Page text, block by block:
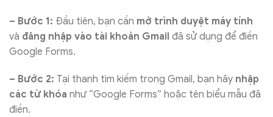
– Bước 1: Đầu tiên, bạn cần mở trình duyệt máy tính
và đăng nhập vào tài khoản Gmail đã sử dụng để điền
Google Forms.
– Bước 2: Tại thanh tìm kiếm trong Gmail, bạn hãy nhập
các từ khóa như “Google Forms” hoặc tên biểu mẫu đã
điền.